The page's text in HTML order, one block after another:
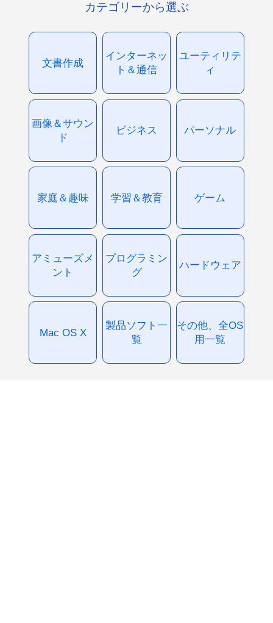
カテゴリーから選ぶ
文書作成
インターネッ
ト＆通信
ユーティリテ
ィ
画像＆サウン
ド
ビジネス パーソナル
家庭＆趣味 学習＆教育 ゲーム
アミューズメ
ント
プログラミン
グ
ハードウェア
Mac OS X
製品ソフト一
覧
その他、全OS
用一覧